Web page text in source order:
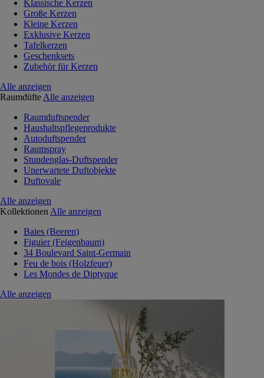
Klassische Kerzen
Große Kerzen
Kleine Kerzen
Exklusive Kerzen
Tafelkerzen
Geschenksets
Zubehör für Kerzen
Alle anzeigen
Raumdüfte Alle anzeigen
Raumduftspender
Haushaltspflegeprodukte
Autoduftspender
Raumspray
Stundenglas-Duftspender
Unerwartete Duftobjekte
Duftovale
Alle anzeigen
Kollektionen Alle anzeigen
Baies (Beeren)
Figuier (Feigenbaum)
34 Boulevard Saint-Germain
Feu de bois (Holzfeuer)
Les Mondes de Diptyque
Alle anzeigen